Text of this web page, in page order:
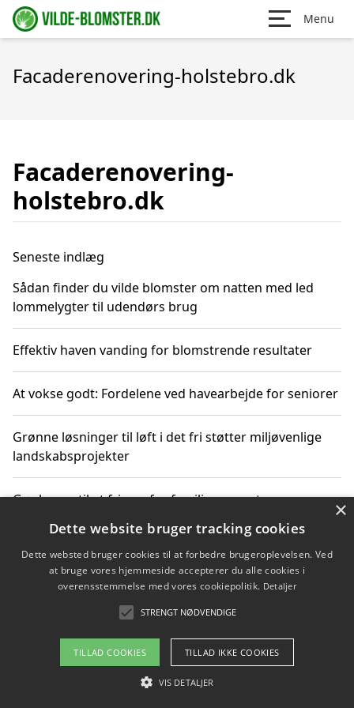
Menu
Facaderenovering-holstebro.dk
Facaderenovering-
holstebro.dk
Seneste indlæg
Sådan finder du vilde blomster om natten med led
lommelygter til udendørs brug
Effektiv haven vanding for blomstrende resultater
At vokse godt: Fordelene ved havearbejde for seniorer
Grønne løsninger til løft i det fri støtter miljøvenlige
landskabsprojekter
Gør haven til et frirum for familien og naturen
Copyright 2026 - Pilanto Aps
Betingelser
×
Dette website bruger tracking cookies
Dette websted bruger cookies til at forbedre brugeroplevelsen. Ved
at bruge vores hjemmeside accepterer du alle cookies i
overensstemmelse med vores cookiepolitik. Detaljer
STRENGT NØDVENDIGE
TILLAD COOKIES TILLAD IKKE COOKIES
VIS DETALJER